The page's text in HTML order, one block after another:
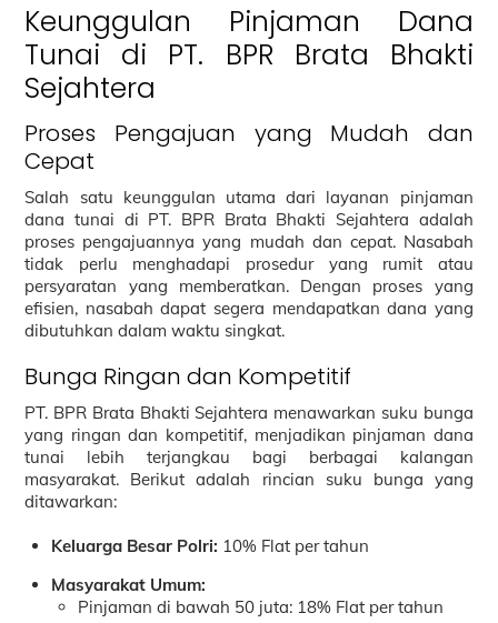
Keunggulan Pinjaman Dana
Tunai di PT. BPR Brata Bhakti
Sejahtera
Proses Pengajuan yang Mudah dan
Cepat
Salah satu keunggulan utama dari layanan pinjaman
dana tunai di PT. BPR Brata Bhakti Sejahtera adalah
proses pengajuannya yang mudah dan cepat. Nasabah
tidak perlu menghadapi prosedur yang rumit atau
persyaratan yang memberatkan. Dengan proses yang
efisien, nasabah dapat segera mendapatkan dana yang
dibutuhkan dalam waktu singkat.
Bunga Ringan dan Kompetitif
PT. BPR Brata Bhakti Sejahtera menawarkan suku bunga
yang ringan dan kompetitif, menjadikan pinjaman dana
tunai lebih terjangkau bagi berbagai kalangan
masyarakat. Berikut adalah rincian suku bunga yang
ditawarkan:
Keluarga Besar Polri: 10% Flat per tahun
Masyarakat Umum:
Pinjaman di bawah 50 juta: 18% Flat per tahun